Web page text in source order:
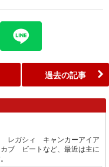
過去の記事
レガシィ キャンカーアイア
ブ ビートなど、最近は主に